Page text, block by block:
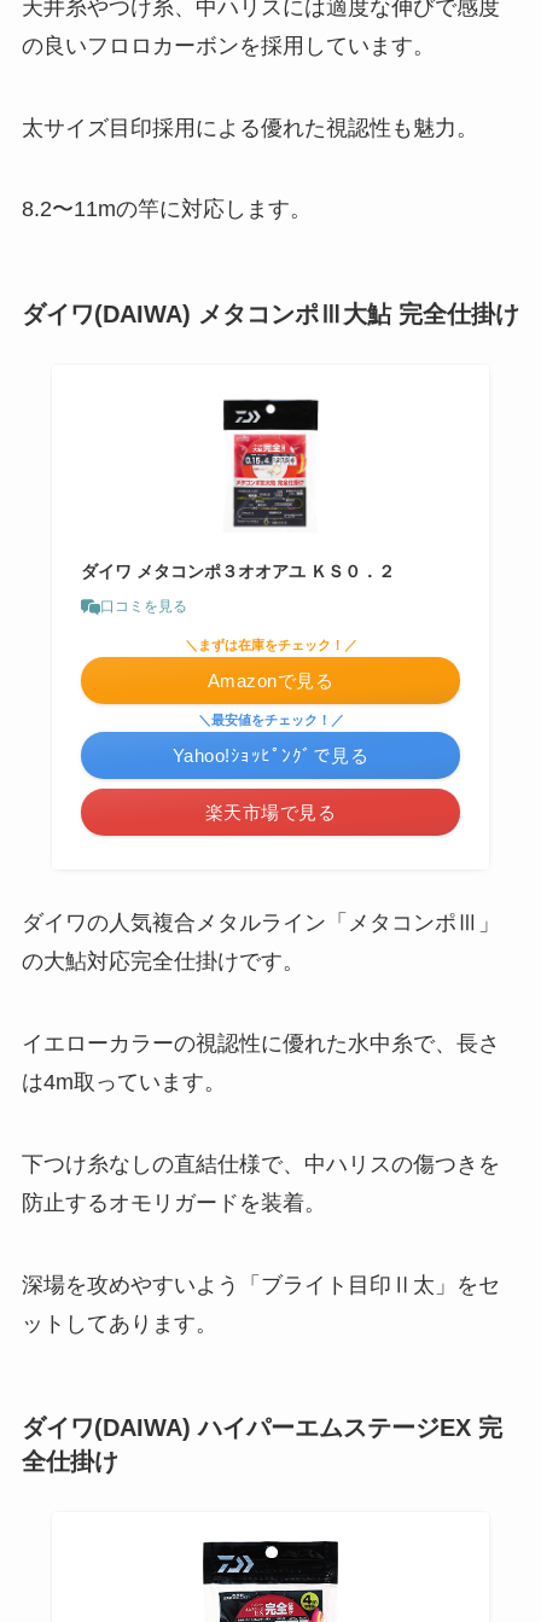
天井糸やつけ糸、中ハリスには適度な伸びで感度
の良いフロロカーボンを採用しています。
太サイズ目印採用による優れた視認性も魅力。
8.2〜11mの竿に対応します。
ダイワ(DAIWA) メタコンポⅢ大鮎 完全仕掛け
ダイワ メタコンポ３オオアユ ＫＳ０．２
口コミを見る
＼まずは在庫をチェック！／
Amazonで見る
楽天市場で見る
＼最安値をチェック！／
Yahoo!ｼｮｯﾋﾟﾝｸﾞで見る
ダイワの人気複合メタルライン「メタコンポⅢ」
の大鮎対応完全仕掛けです。
イエローカラーの視認性に優れた水中糸で、長さ
は4m取っています。
下つけ糸なしの直結仕様で、中ハリスの傷つきを
防止するオモリガードを装着。
深場を攻めやすいよう「ブライト目印Ⅱ太」をセ
ットしてあります。
ダイワ(DAIWA) ハイパーエムステージEX 完
全仕掛け